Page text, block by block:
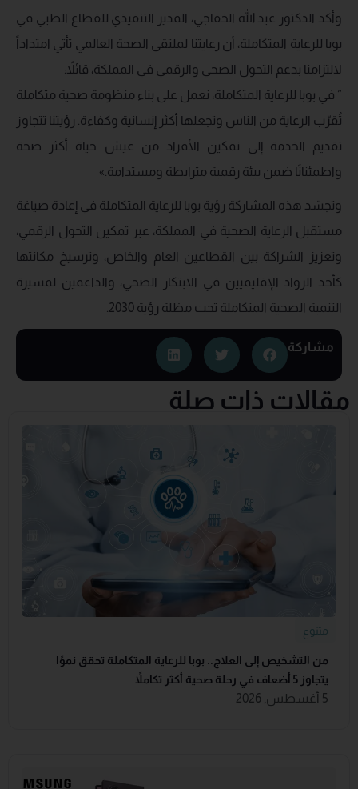
وأكد الدكتور عبد الله الخفاجي، المدير التنفيذي للقطاع الطبي في
بوبا للرعاية المتكاملة، أن رعايتنا لملتقى الصحة العالمي تأتي امتداداً
لالتزامنا بدعم التحول الصحي والرقمي في المملكة، قائلاً:
” في بوبا للرعاية المتكاملة، نعمل على بناء منظومة صحية متكاملة
تُقرّب الرعاية من الناس وتجعلها أكثر إنسانية وكفاءة. رؤيتنا تتجاوز
تقديم الخدمة إلى تمكين الأفراد من عيش حياة أكثر صحة
واطمئنانًا ضمن بيئة رقمية مترابطة ومستدامة.»
وتجسّد هذه المشاركة رؤية بوبا للرعاية المتكاملة في إعادة صياغة
مستقبل الرعاية الصحية في المملكة، عبر تمكين التحول الرقمي،
وتعزيز الشراكة بين القطاعين العام والخاص، وترسيخ مكانتها
كأحد الرواد الإقليميين في الابتكار الصحي، والداعمين لمسيرة
التنمية الصحية المتكاملة تحت مظلة رؤية 2030.
مشاركة
مقالات ذات صلة
متنوع
من التشخيص إلى العلاج.. بوبا للرعاية المتكاملة تحقق نموًا
يتجاوز 5 أضعاف في رحلة صحية أكثر تكاملاً
5 أغسطس, 2026